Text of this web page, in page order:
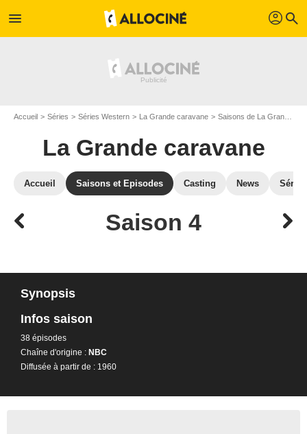
menu profil search
Accueil Séries Séries Western La Grande caravane Saisons de La Grande caravane
La Grande caravane
Accueil Saisons et Episodes Casting News
Saison 4
Synopsis
Infos saison
38 épisodes
Chaîne d'origine : NBC
Diffusée à partir de : 1960